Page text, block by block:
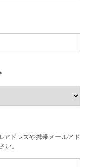
*
アドレスや携帯メールアド
い。